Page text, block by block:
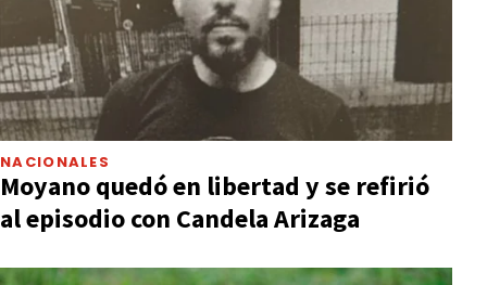
NACIONALES
Moyano quedó en libertad y se refirió
al episodio con Candela Arizaga